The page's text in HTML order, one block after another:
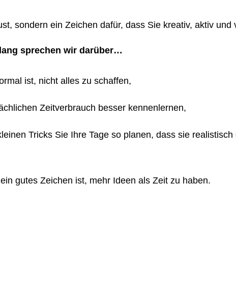
sondern ein Zeichen dafür, dass Sie kreativ, aktiv und
sprechen wir darüber…
ist, nicht alles zu schaffen,
Zeitverbrauch besser kennenlernen,
Tricks Sie Ihre Tage so planen, dass sie
gutes Zeichen ist, mehr Ideen als Zeit zu haben.